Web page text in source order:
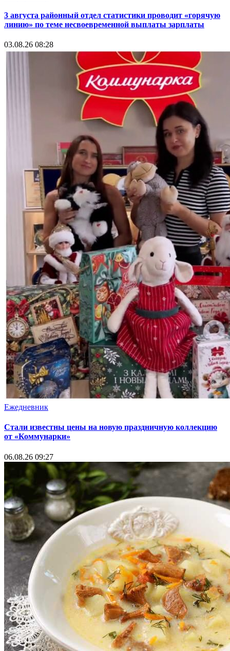
3 августа районный отдел статистики проводит «горячую
линию» по теме несвоевременной выплаты зарплаты
03.08.26 08:28
Ежедневник
Стали известны цены на новую праздничную коллекцию
от «Коммунарки»
06.08.26 09:27